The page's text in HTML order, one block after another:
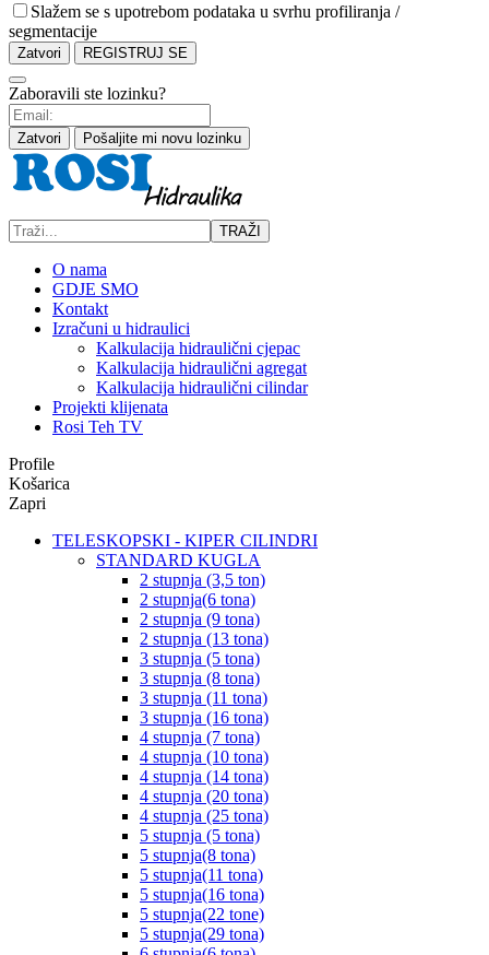
Slažem se s upotrebom podataka u svrhu profiliranja /
segmentacije
Zatvori REGISTRUJ SE
Zaboravili ste lozinku?
Zatvori Pošaljite mi novu lozinku
TRAŽI
O nama
GDJE SMO
Kontakt
Izračuni u hidraulici
Kalkulacija hidraulični cjepac
Kalkulacija hidraulični agregat
Kalkulacija hidraulični cilindar
Projekti klijenata
Rosi Teh TV
Profile
Košarica
Zapri
TELESKOPSKI - KIPER CILINDRI
STANDARD KUGLA
2 stupnja (3,5 ton)
2 stupnja(6 tona)
2 stupnja (9 tona)
2 stupnja (13 tona)
3 stupnja (5 tona)
3 stupnja (8 tona)
3 stupnja (11 tona)
3 stupnja (16 tona)
4 stupnja (7 tona)
4 stupnja (10 tona)
4 stupnja (14 tona)
4 stupnja (20 tona)
4 stupnja (25 tona)
5 stupnja (5 tona)
5 stupnja(8 tona)
5 stupnja(11 tona)
5 stupnja(16 tona)
5 stupnja(22 tone)
5 stupnja(29 tona)